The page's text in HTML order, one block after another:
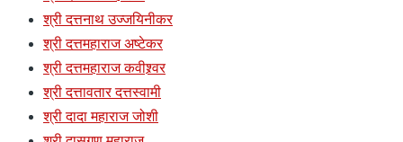
श्री दत्तनाथ उज्जयिनीकर
श्री दत्तमहाराज अष्टेकर
श्री दत्तमहाराज कवीश्र्वर
श्री दत्तावतार दत्तस्वामी
श्री दादा महाराज जोशी